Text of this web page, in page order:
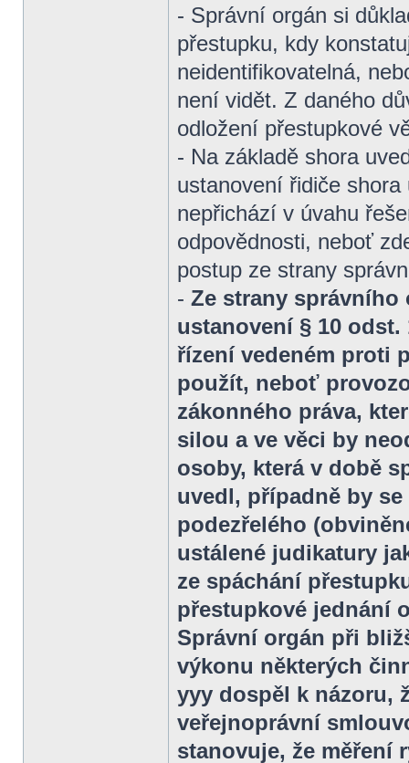
- Správní orgán si
přestupku, kdy
neidentifikovatelná,
není vidět. Z daného
odložení přestupkové
- Na základě shora
ustanovení řidiče
nepřichází v úvahu
odpovědnosti, neboť
postup ze strany
- Ze strany správního
ustanovení § 10
řízení vedeném proti
použít, neboť
zákonného práva,
silou a ve věci by
osoby, která v době
uvedl, případně by
podezřelého
ustálené judikatury
ze spáchání
přestupkové jednání
Správní orgán při
výkonu některých
yyy dospěl k názoru,
veřejnoprávní
stanovuje, že měření